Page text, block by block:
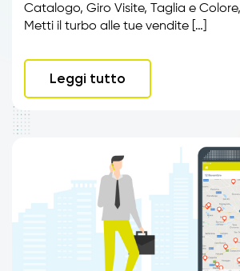
Catalogo, Giro Visite, Taglia e
Metti il turbo alle tue vendite […]
Leggi tutto